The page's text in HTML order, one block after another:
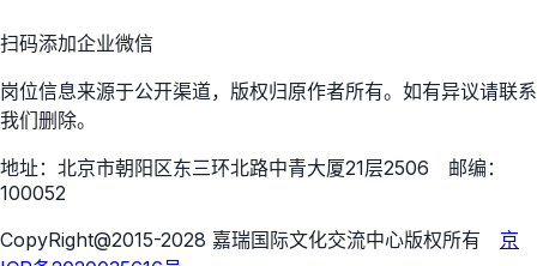
扫码添加企业微信
岗位信息来源于公开渠道，版权归原作者所有。如有异议请联系
我们删除。
地址：北京市朝阳区东三环北路中青大厦21层2506 邮编：
100052
CopyRight@2015-2028 嘉瑞国际文化交流中心版权所有 京